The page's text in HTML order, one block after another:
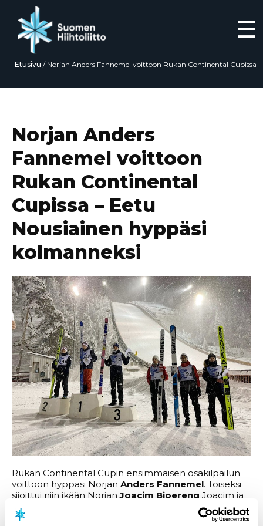
☰
Etusivu / Norjan Anders Fannemel voittoon Rukan Continental Cupissa –
Norjan Anders
Fannemel voittoon
Rukan Continental
Cupissa – Eetu
Nousiainen hyppäsi
kolmanneksi
Rukan Continental Cupin ensimmäisen osakilpailun
voittoon hyppäsi Norjan Anders Fannemel. Toiseksi
sijoittui niin ikään NorjanJoacim Bjoereng Joacim ja
kolmanneksi liiteli
. Kilpailun toinen
kierros peruttiin, joten hyppykierroksia oli ainoastaan